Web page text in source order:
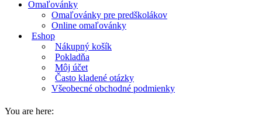
Omaľovánky
Omaľovánky pre predškolákov
Online omaľovánky
Eshop
Nákupný košík
Pokladňa
Môj účet
Často kladené otázky
Všeobecné obchodné podmienky
You are here: